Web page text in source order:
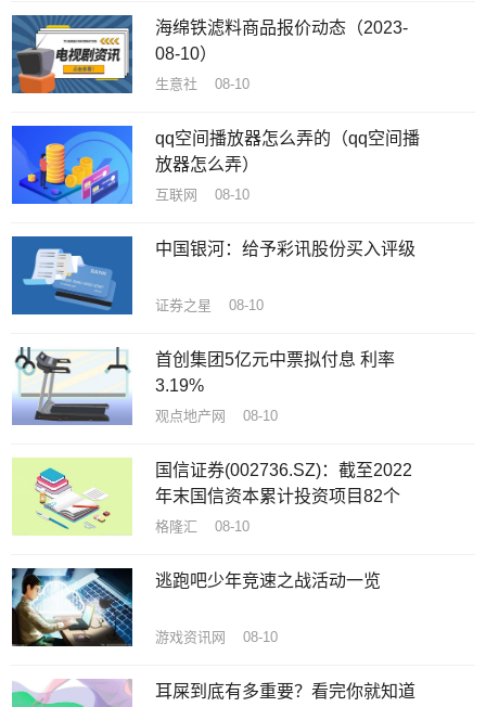
海绵铁滤料商品报价动态（2023-
08-10）
生意社 08-10
qq空间播放器怎么弄的（qq空间播
放器怎么弄）
互联网 08-10
中国银河：给予彩讯股份买入评级
证券之星 08-10
首创集团5亿元中票拟付息 利率
3.19%
观点地产网 08-10
国信证券(002736.SZ)：截至2022
年末国信资本累计投资项目82个
格隆汇 08-10
逃跑吧少年竞速之战活动一览
游戏资讯网 08-10
耳屎到底有多重要？看完你就知道